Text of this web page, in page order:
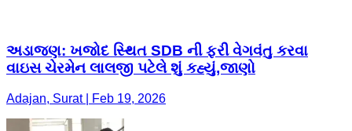
અડાજણ: ખજોદ સ્થિત SDB ની ફરી વેગવંતુ કરવા
વાઇસ ચેરમેન લાલજી પટેલે શું કહ્યું,જાણો
Adajan, Surat | Feb 19, 2026